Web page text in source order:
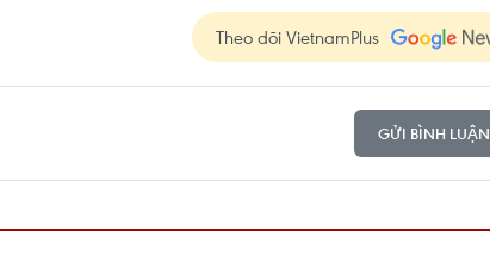
Theo dõi VietnamPlus
GỬI BÌNH LUẬN